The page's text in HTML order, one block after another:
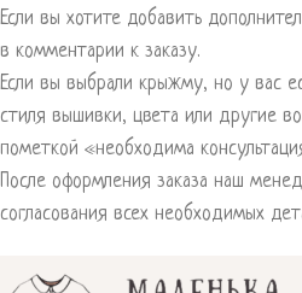
Если вы хотите добавить
в комментарии к заказу.
Если вы выбрали крыжму, но у вас
стиля вышивки, цвета или другие
пометкой «необходима
После оформления заказа наш
согласования всех необходимых